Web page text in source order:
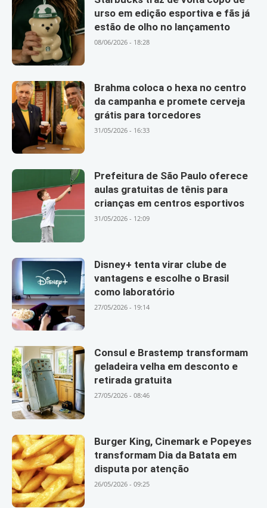
urso em edição esportiva e fãs já
estão de olho no lançamento
08/06/2026 - 18:28
Brahma coloca o hexa no centro
da campanha e promete cerveja
grátis para torcedores
31/05/2026 - 16:33
Prefeitura de São Paulo oferece
aulas gratuitas de tênis para
crianças em centros esportivos
31/05/2026 - 12:09
Disney+ tenta virar clube de
vantagens e escolhe o Brasil
como laboratório
27/05/2026 - 19:14
Consul e Brastemp transformam
geladeira velha em desconto e
retirada gratuita
27/05/2026 - 08:46
Burger King, Cinemark e Popeyes
transformam Dia da Batata em
disputa por atenção
26/05/2026 - 09:25